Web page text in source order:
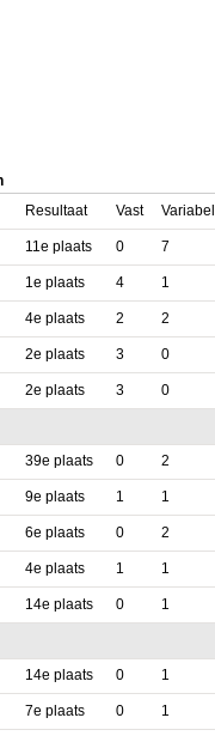
Resultaat Vast Variabel
11e plaats 0 7
1e plaats 4 1
4e plaats 2 2
2e plaats 3 0
2e plaats 3 0
39e plaats 0 2
9e plaats 1 1
6e plaats 0 2
4e plaats 1 1
14e plaats 0 1
14e plaats 0 1
7e plaats 0 1